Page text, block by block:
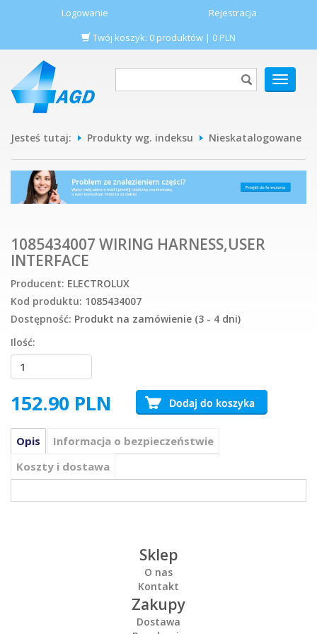
Logowanie
Rejestracja
Twój koszyk: 0 produktów | 0 PLN
POKAŻ
MENU
Jesteś tutaj: Produkty wg. indeksu Nieskatalogowane
1085434007 WIRING HARNESS,USER
INTERFACE
Producent: ELECTROLUX
Kod produktu: 1085434007
Dostępność: Produkt na zamówienie (3 - 4 dni)
Ilość:
152.90 PLN
Opis
Informacja o bezpieczeństwie
Koszty i dostawa
Sklep
O nas
Kontakt
Zakupy
Dostawa